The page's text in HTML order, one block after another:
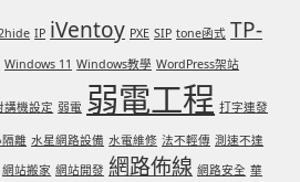
IP iVentoy PXE SIP tone函式 TP-
Windows 11 Windows教學 WordPress架站
講機設定 弱電 弱電工程 打字連發
離 水星網路設備 水電維修 法不輕傳 測速不達
網站搬家 網站開發 網路佈線 網路安全 華